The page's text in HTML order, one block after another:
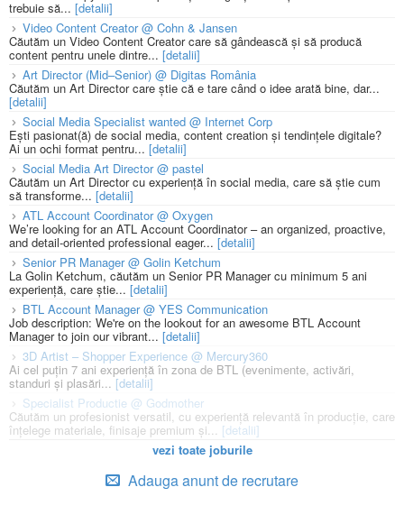
trebuie să... [detalii]
Video Content Creator @ Cohn & Jansen
Căutăm un Video Content Creator care să gândească și să producă
content pentru unele dintre... [detalii]
Art Director (Mid–Senior) @ Digitas România
Căutăm un Art Director care știe că e tare când o idee arată bine, dar...
[detalii]
Social Media Specialist wanted @ Internet Corp
Ești pasionat(ă) de social media, content creation și tendințele digitale?
Ai un ochi format pentru... [detalii]
Social Media Art Director @ pastel
Căutăm un Art Director cu experiență în social media, care să știe cum
să transforme... [detalii]
ATL Account Coordinator @ Oxygen
We’re looking for an ATL Account Coordinator – an organized, proactive,
and detail-oriented professional eager... [detalii]
Senior PR Manager @ Golin Ketchum
La Golin Ketchum, căutăm un Senior PR Manager cu minimum 5 ani
experiență, care știe... [detalii]
BTL Account Manager @ YES Communication
Job description: We're on the lookout for an awesome BTL Account
Manager to join our vibrant... [detalii]
3D Artist – Shopper Experience @ Mercury360
Ai cel puțin 7 ani experiență în zona de BTL (evenimente, activări,
standuri și plasări... [detalii]
Specialist Productie @ Godmother
Căutăm un profesionist versatil, cu experiență relevantă în producție, care
înțelege materiale, finisaje premium și... [detalii]
vezi toate joburile
Adauga anunt de recrutare